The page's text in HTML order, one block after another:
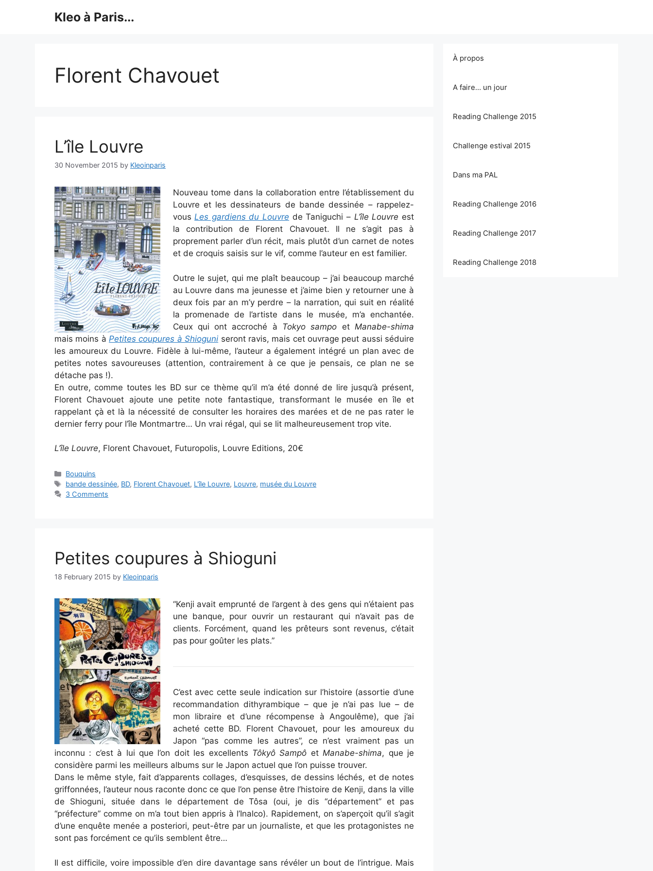
Kleo à Paris...
Florent Chavouet
L’île Louvre
30 November 2015 by Kleoinparis
Nouveau tome dans la collaboration entre l’établissement du
Louvre et les dessinateurs de bande dessinée – rappelez-
vousLes gardiens du Louvre de Taniguchi – L’île Louvre est
la contribution de Florent Chavouet. Il ne s’agit pas à
proprement parler d’un récit, mais plutôt d’un carnet de notes
et de croquis saisis sur le vif, comme l’auteur en est familier.
Outre le sujet, qui me plaît beaucoup – j’ai beaucoup marché
au Louvre dans ma jeunesse et j’aime bien y retourner une à
deux fois par an m’y perdre – la narration, qui suit en réalité
la promenade de l’artiste dans le musée, m’a enchantée.
Ceux qui ont accroché à Tokyo sampo et Manabe-shima
mais moins à Petites coupures à Shioguni seront ravis, mais cet ouvrage peut aussi séduire
les amoureux du Louvre. Fidèle à lui-même, l’auteur a également intégré un plan avec de
petites notes savoureuses (attention, contrairement à ce que je pensais, ce plan ne se
détache pas !).
En outre, comme toutes les BD sur ce thème qu’il m’a été donné de lire jusqu’à présent,
Florent Chavouet ajoute une petite note fantastique, transformant le musée en île et
rappelant çà et là la nécessité de consulter les horaires des marées et de ne pas rater le
dernier ferry pour l’île Montmartre… Un vrai régal, qui se lit malheureusement trop vite.
L’île Louvre, Florent Chavouet, Futuropolis, Louvre Editions, 20€
Categories
Bouquins
Tags
bande dessinée, BD, Florent Chavouet, L'île Louvre, Louvre, musée du Louvre
3 Comments
Petites coupures à Shioguni
18 February 2015 by Kleoinparis
“Kenji avait emprunté de l’argent à des gens qui n’étaient pas
une banque, pour ouvrir un restaurant qui n’avait pas de
clients. Forcément, quand les prêteurs sont revenus, c’était
pas pour goûter les plats.”
C’est avec cette seule indication sur l’histoire (assortie d’une
recommandation dithyrambique – que je n’ai pas lue – de
mon libraire et d’une récompense à Angoulême), que j’ai
acheté cette BD. Florent Chavouet, pour les amoureux du
Japon “pas comme les autres”, ce n’est vraiment pas un
inconnu : c’est à lui que l’on doit les excellents Tôkyô Sampô etManabe-shima, que je
considère parmi les meilleurs albums sur le Japon actuel que l’on puisse trouver.
Dans le même style, fait d’apparents collages, d’esquisses, de dessins léchés, et de notes
griffonnées, l’auteur nous raconte donc ce que l’on pense être l’histoire de Kenji, dans la ville
de Shioguni, située dans le département de Tôsa (oui, je dis “département” et pas
“préfecture” comme on m’a tout bien appris à l’Inalco). Rapidement, on s’aperçoit qu’il s’agit
d’une enquête menée a posteriori, peut-être par un journaliste, et que les protagonistes ne
sont pas forcément ce qu’ils semblent être…
Il est difficile, voire impossible d’en dire davantage sans révéler un bout de l’intrigue. Mais
À propos
A faire… un jour
Reading Challenge 2015
Challenge estival 2015
Dans ma PAL
Reading Challenge 2016
Reading Challenge 2017
Reading Challenge 2018